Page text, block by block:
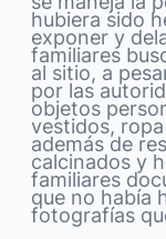
hubiera sido
exponer y
familiares
al sitio, a
por las
objetos
vestidos,
además de
calcinados y
familiares
que no había
fotografías